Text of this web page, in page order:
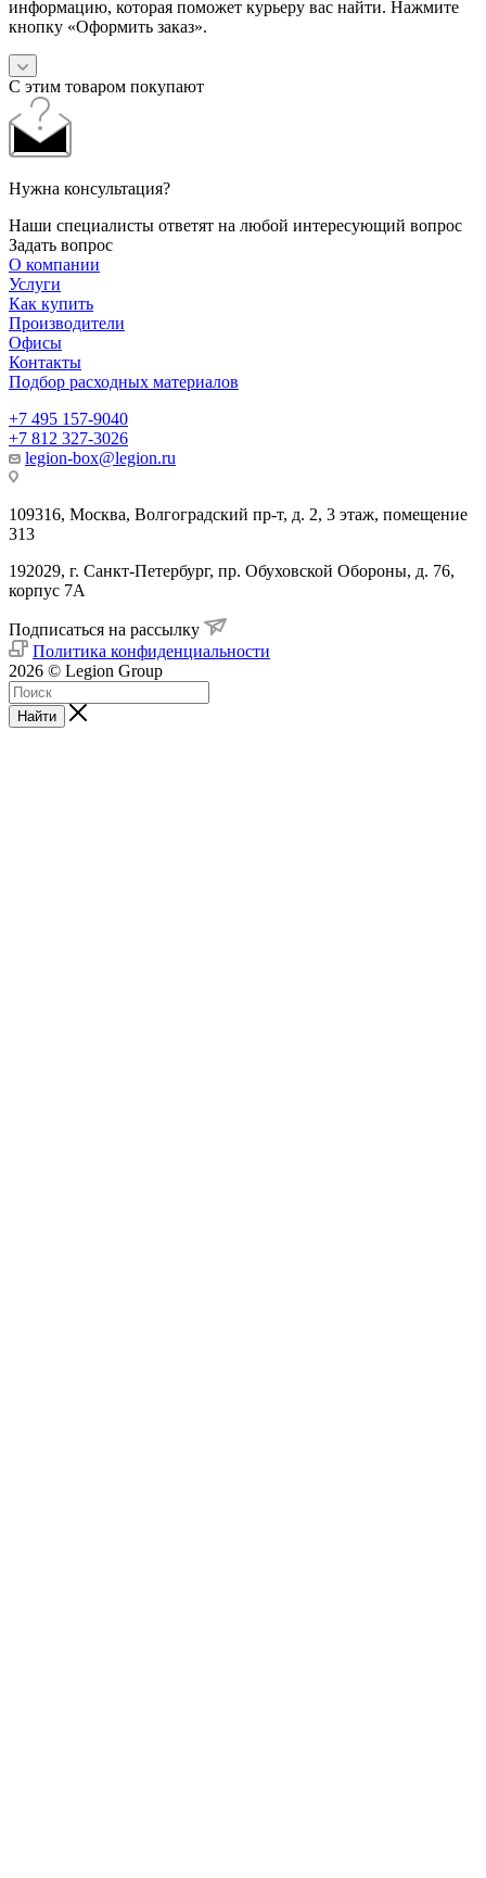
информацию, которая поможет курьеру вас найти. Нажмите
кнопку «Оформить заказ».
С этим товаром покупают
Нужна консультация?
Наши специалисты ответят на любой интересующий вопрос
Задать вопрос
О компании
Услуги
Как купить
Производители
Офисы
Контакты
Подбор расходных материалов
+7 495 157-9040
+7 812 327-3026
legion-box@legion.ru
109316, Москва, Волгоградский пр-т, д. 2, 3 этаж, помещение
313
192029, г. Санкт-Петербург, пр. Обуховской Обороны, д. 76,
корпус 7А
Подписаться на рассылку
Политика конфиденциальности
2026 © Legion Group
Найти